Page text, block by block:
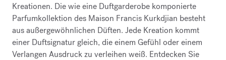
Kreationen. Die wie eine Duftgarderobe komponierte
Parfumkollektion des Maison Francis Kurkdjian besteht
aus außergewöhnlichen Düften. Jede Kreation kommt
einer Duftsignatur gleich, die einem Gefühl oder einem
Verlangen Ausdruck zu verleihen weiß. Entdecken Sie